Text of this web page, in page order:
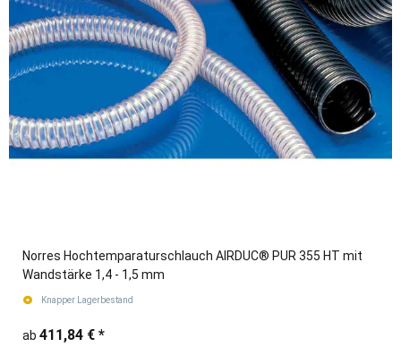
Norres Hochtemparaturschlauch AIRDUC® PUR 355 HT mit
Wandstärke 1,4 - 1,5 mm
Knapper Lagerbestand
ab 411,84 € *